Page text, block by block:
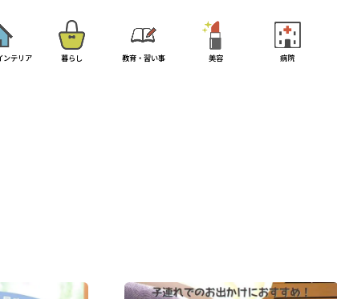
ンテリア 暮らし 教育・習い事 美容 病院